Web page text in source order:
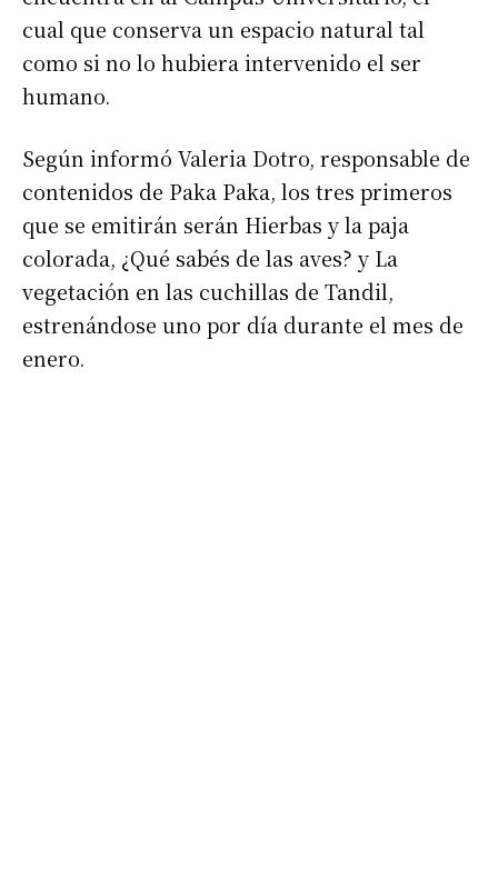
Dirección de correo electrónico*
Apellidos
Número de teléfono
cual que conserva un espacio natural tal
como si no lo hubiera intervenido el ser
humano.
Según informó Valeria Dotro, responsable de
contenidos de Paka Paka, los tres primeros
que se emitirán serán Hierbas y la paja
colorada, ¿Qué sabés de las aves? y La
vegetación en las cuchillas de Tandil,
estrenándose uno por día durante el mes de
enero.